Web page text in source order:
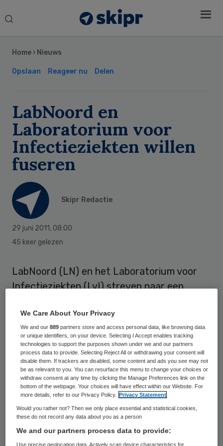
Search
Home › Nieuws
Opslaan Reageer nu Delen
LabNoord en
Laboratorium voor
Infectieziekten willen
fuseren
Skipr Redactie
29 juni 2011, 08:00
45 keer gelezen
LabNoord (LN) en het Laboratorium voor
Infectieziekten (LvI) streven naar een
bestuursvoorzitters van beide organisaties
hebben dinsdag een intentieverklaring
ondertekend.
Toekomst
De partijen zijn van mening dat door middel
van een bestuurlijke fusie een optimale
samenwerking kan worden bereikt. Hierdoor
Sidebar
We Care About Your Privacy
We and our889 partners store and access personal data, like browsing data
or unique identifiers, on your device. Selecting I Accept enables tracking
technologies to support the purposes shown under we and our partners
process data to provide. Selecting Reject All or withdrawing your consent will
disable them. If trackers are disabled, some content and ads you see may not
be as relevant to you. You can resurface this menu to change your choices or
withdraw consent at any time by clicking the Manage Preferences link on the
bottom of the webpage. Your choices will have effect within our Website. For
more details, refer to our Privacy Policy.
Privacy Statement
Would you rather not? Then we only place essential and statistical cookies,
these do not record any data about you as a person
We and our partners process data to provide:
Use precise geolocation data. Actively scan device characteristics for